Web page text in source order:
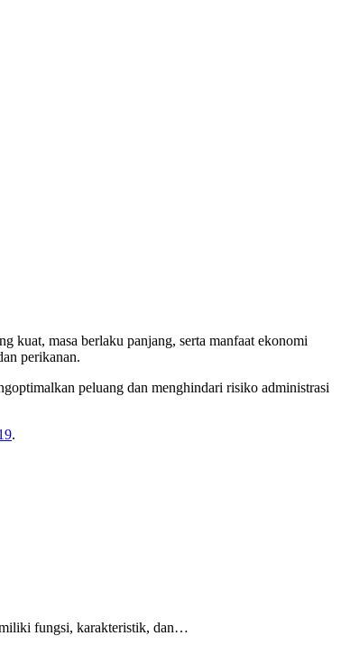
kuat, masa berlaku panjang, serta manfaat ekonomi
perikanan.
peluang dan menghindari risiko administrasi
.
fungsi, karakteristik, dan…